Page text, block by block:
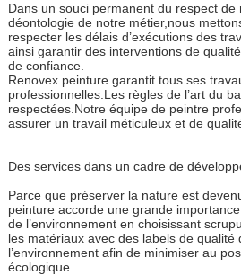
Dans un souci permanent du respect de
déontologie de notre métier,nous
respecter les délais d’exécutions des
ainsi garantir des interventions de
de confiance.
Renovex peinture garantit tous ses
professionnelles.Les règles de l’art du
respectées.Notre équipe de peintre
assurer un travail méticuleux et de
Des services dans un cadre de
Parce que préserver la nature est
peinture accorde une grande
de l’environnement en choisissant
les matériaux avec des labels de qualité
l’environnement afin de minimiser au
écologique.